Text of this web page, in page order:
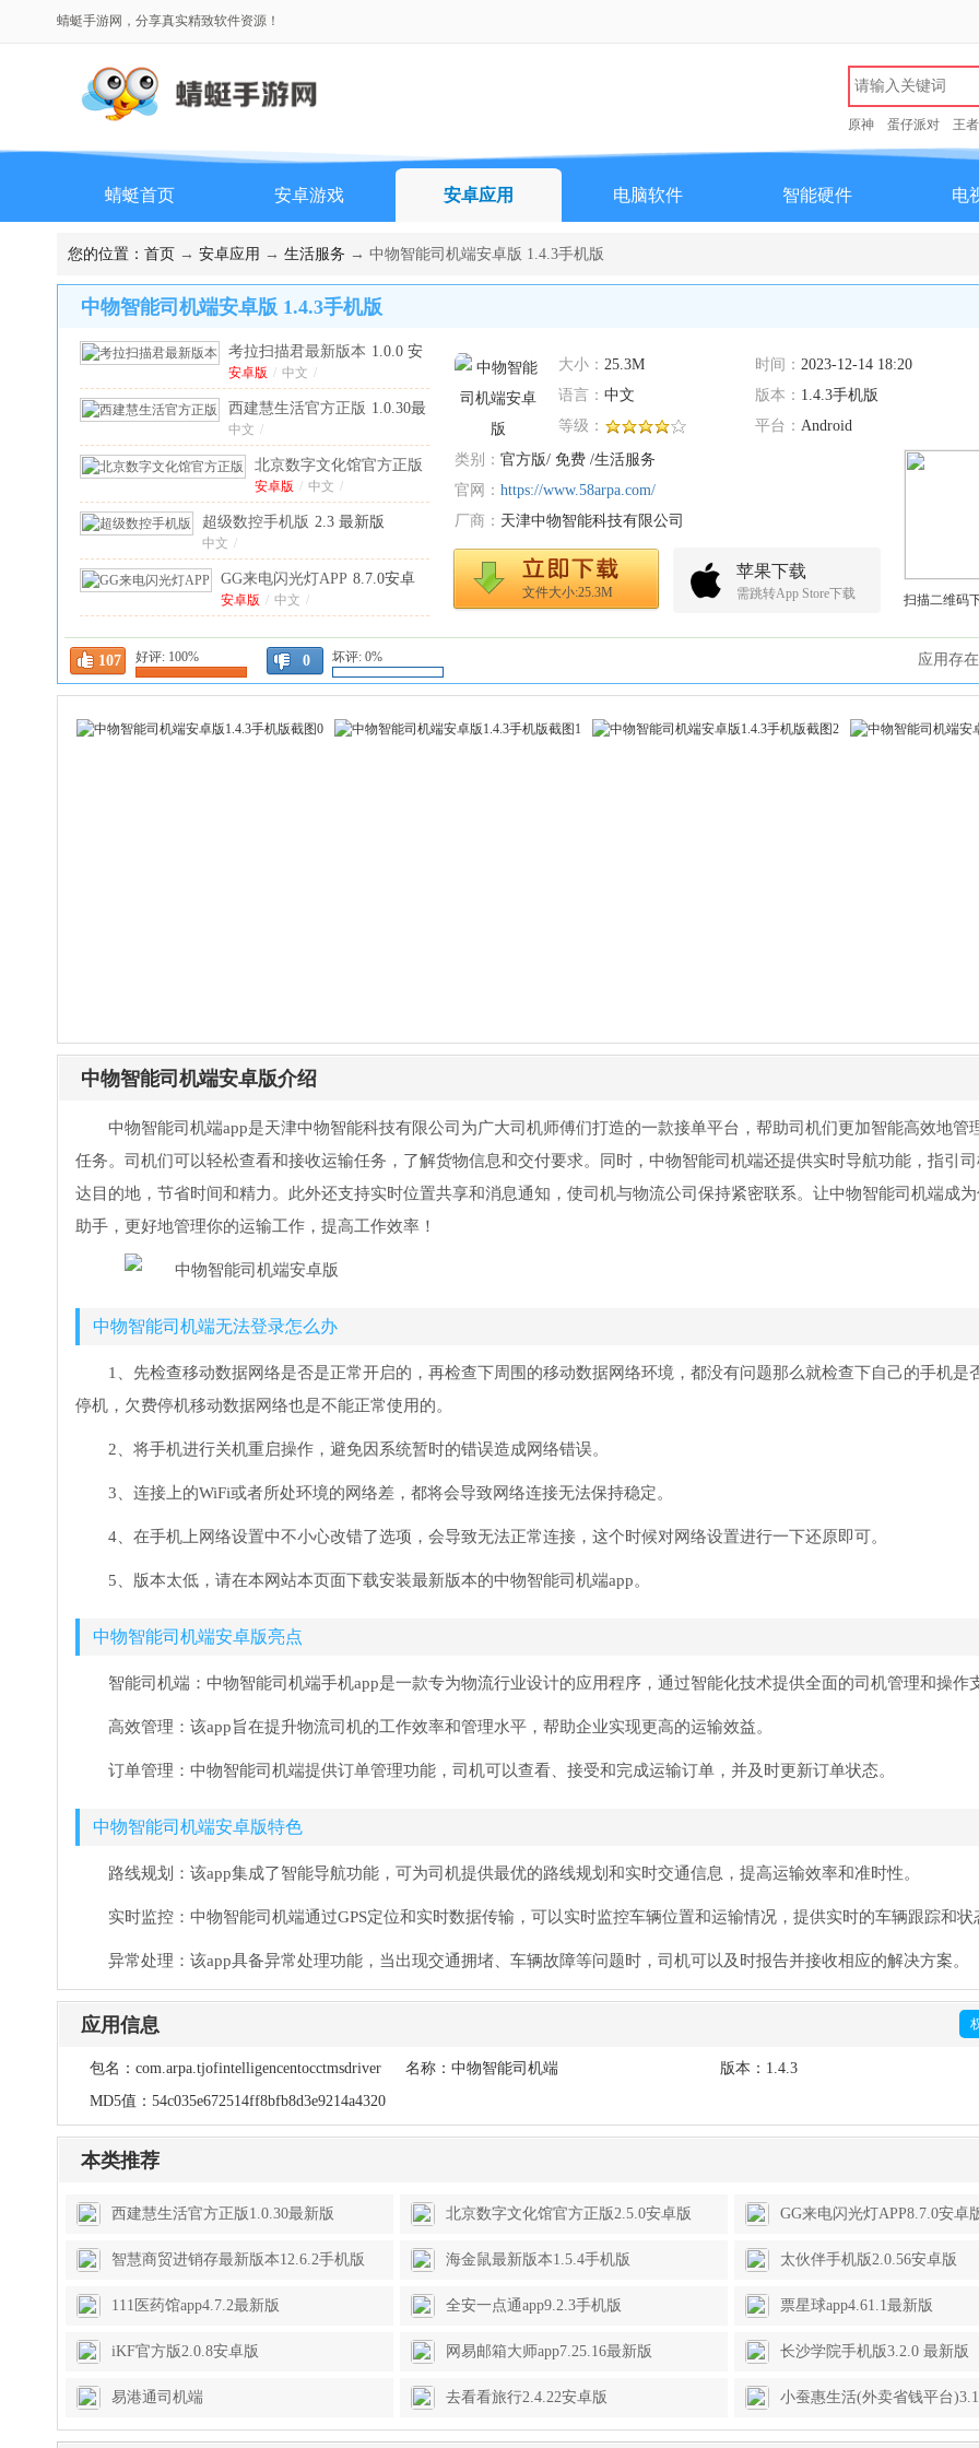
蜻蜓手游网，分享真实精致软件资源！
原神 蛋仔派对 王
蜻蜓首页 安卓游戏 安卓应用 电脑软件 智能硬件 电
您的位置： 首页 → 安卓应用 → 生活服务 → 中物智能司机端安卓版 1.4.3手机版
中物智能司机端安卓版 1.4.3手机版
大小： 25.3M 时间： 2023-12-14 18:20
语言： 中文 版本： 1.4.3手机版
等级：
平台： Android
类别： 官方版/ 免费 /生活服务
官网： https://www.58arpa.com/
厂商： 天津中物智能科技有限公司
文件大小:25.3M
苹果下载
需跳转App Store下载
107 好评: 100% 0 坏评: 0% 应用存
考拉扫描君最新版本 1.0.0 安
卓版
安卓版 / 中文 /
西建慧生活官方正版 1.0.30最
新版
中文 /
北京数字文化馆官方正版
2.5.0安卓版
安卓版 / 中文 /
超级数控手机版 2.3 最新版
中文 /
GG来电闪光灯APP 8.7.0安卓
版
安卓版 / 中文 /
萤火壁纸最新版 1.0.0.0手机版
Qemu启动器手机版 1.1.0官方
扫描二维码
中物智能司机端安卓版介绍
中物智能司机端app是天津中物智能科技有限公司为广大司机师傅们打造的一款接单平台，帮助司机们更加智能高效地管
任务。司机们可以轻松查看和接收运输任务，了解货物信息和交付要求。同时，中物智能司机端还提供实时导航功能，指引司
达目的地，节省时间和精力。此外还支持实时位置共享和消息通知，使司机与物流公司保持紧密联系。让中物智能司机端成为
助手，更好地管理你的运输工作，提高工作效率！
中物智能司机端无法登录怎么办
1、先检查移动数据网络是否是正常开启的，再检查下周围的移动数据网络环境，都没有问题那么就检查下自己的手机是
停机，欠费停机移动数据网络也是不能正常使用的。
2、将手机进行关机重启操作，避免因系统暂时的错误造成网络错误。
3、连接上的WiFi或者所处环境的网络差，都将会导致网络连接无法保持稳定。
4、在手机上网络设置中不小心改错了选项，会导致无法正常连接，这个时候对网络设置进行一下还原即可。
5、版本太低，请在本网站本页面下载安装最新版本的中物智能司机端app。
中物智能司机端安卓版亮点
智能司机端：中物智能司机端手机app是一款专为物流行业设计的应用程序，通过智能化技术提供全面的司机管理和操作
高效管理：该app旨在提升物流司机的工作效率和管理水平，帮助企业实现更高的运输效益。
订单管理：中物智能司机端提供订单管理功能，司机可以查看、接受和完成运输订单，并及时更新订单状态。
中物智能司机端安卓版特色
路线规划：该app集成了智能导航功能，可为司机提供最优的路线规划和实时交通信息，提高运输效率和准时性。
实时监控：中物智能司机端通过GPS定位和实时数据传输，可以实时监控车辆位置和运输情况，提供实时的车辆跟踪和状
异常处理：该app具备异常处理功能，当出现交通拥堵、车辆故障等问题时，司机可以及时报告并接收相应的解决方案。
应用信息
包名： com.arpa.tjofintelligencentocctmsdriver 名称： 中物智能司机端 版本： 1.4.3
MD5值： 54c035e672514ff8bfb8d3e9214a4320
本类推荐
西建慧生活官方正版1.0.30最新版 北京数字文化馆官方正版2.5.0安卓版 GG来电闪光灯APP8.7.0安卓
智慧商贸进销存最新版本12.6.2手机版 海金鼠最新版本1.5.4手机版 太伙伴手机版2.0.56安卓版
111医药馆app4.7.2最新版 全安一点通app9.2.3手机版 票星球app4.61.1最新版
iKF官方版2.0.8安卓版 网易邮箱大师app7.25.16最新版 长沙学院手机版3.2.0 最新版
易港通司机端 去看看旅行2.4.22安卓版 小蚕惠生活(外卖省钱平台